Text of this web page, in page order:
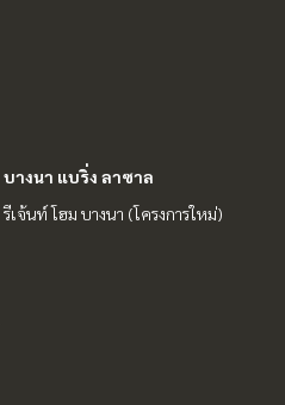
บางนา แบริ่ง ลาซาล
รีเจ้นท์ โฮม บางนา (โครงการใหม่)